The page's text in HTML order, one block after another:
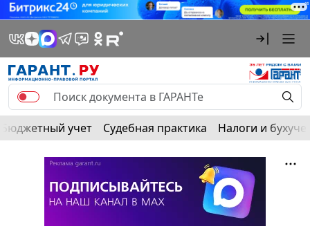
Бюджетный учет Судебная практика Налоги и